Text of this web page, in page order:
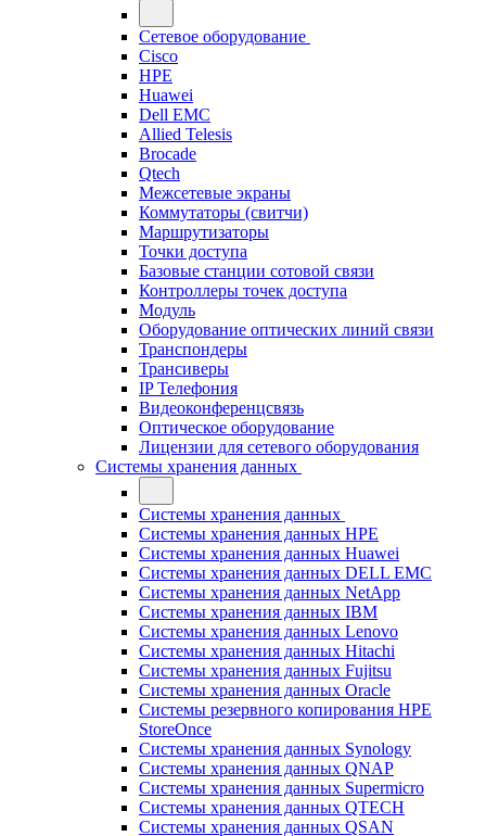
Сетевое оборудование
Cisco
HPE
Huawei
Dell EMC
Allied Telesis
Brocade
Qtech
Межсетевые экраны
Коммутаторы (свитчи)
Маршрутизаторы
Точки доступа
Базовые станции сотовой связи
Контроллеры точек доступа
Модуль
Оборудование оптических линий связи
Транспондеры
Трансиверы
IP Телефония
Видеоконференцсвязь
Оптическое оборудование
Лицензии для сетевого оборудования
Системы хранения данных
Системы хранения данных
Системы хранения данных HPE
Системы хранения данных Huawei
Системы хранения данных DELL EMC
Cистемы хранения данных NetApp
Системы хранения данных IBM
Системы хранения данных Lenovo
Системы хранения данных Hitachi
Системы хранения данных Fujitsu
Системы хранения данных Oracle
Системы резервного копирования HPE
StoreOnce
Системы хранения данных Synology
Системы хранения данных QNAP
Системы хранения данных Supermicro
Системы хранения данных QTECH
Системы хранения данных QSAN